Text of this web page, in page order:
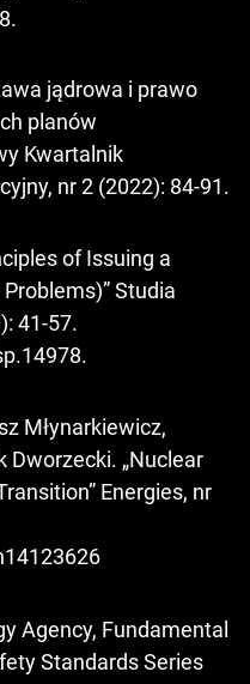
jądrowa i prawo
planów
Kwartalnik
nr 2 (2022): 84-91.
of Issuing a
Studia
41-57.
.
Młynarkiewicz,
Dworzecki. „Nuclear
Energies, nr
Agency, Fundamental
Standards Series